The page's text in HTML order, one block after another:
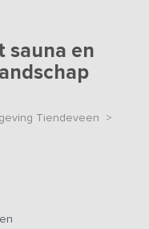
sauna en
Tiendeveen >